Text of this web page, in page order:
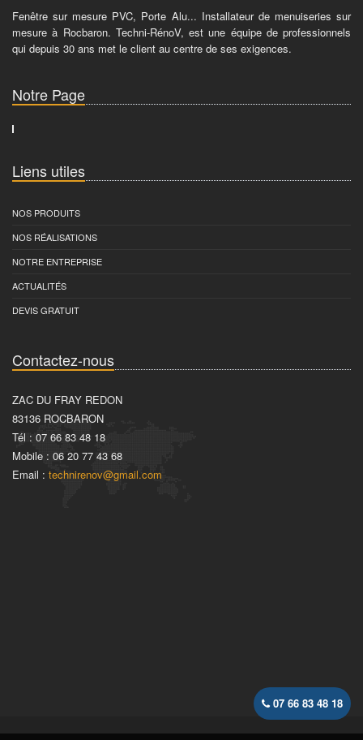
Fenêtre sur mesure PVC, Porte Alu... Installateur de menuiseries sur
mesure à Rocbaron. Techni-RénoV, est une équipe de professionnels
qui depuis 30 ans met le client au centre de ses exigences.
Notre Page
Liens utiles
NOS PRODUITS
NOS RÉALISATIONS
NOTRE ENTREPRISE
ACTUALITÉS
DEVIS GRATUIT
Contactez-nous
ZAC DU FRAY REDON
83136 ROCBARON
Tél : 07 66 83 48 18
Mobile : 06 20 77 43 68
Email : technirenov@gmail.com
07 66 83 48 18